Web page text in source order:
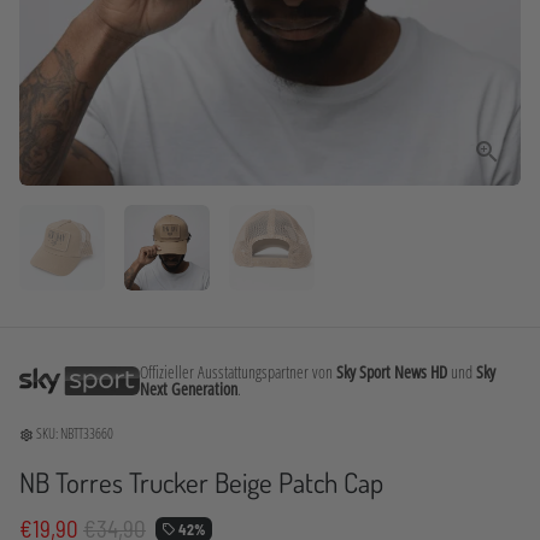
Offizieller Ausstattungspartner von Sky Sport News HD und Sky
Next Generation.
settings SKU:NBTT33660
NB Torres Trucker Beige Patch Cap
€19,90 €34,90 local_offer 42%